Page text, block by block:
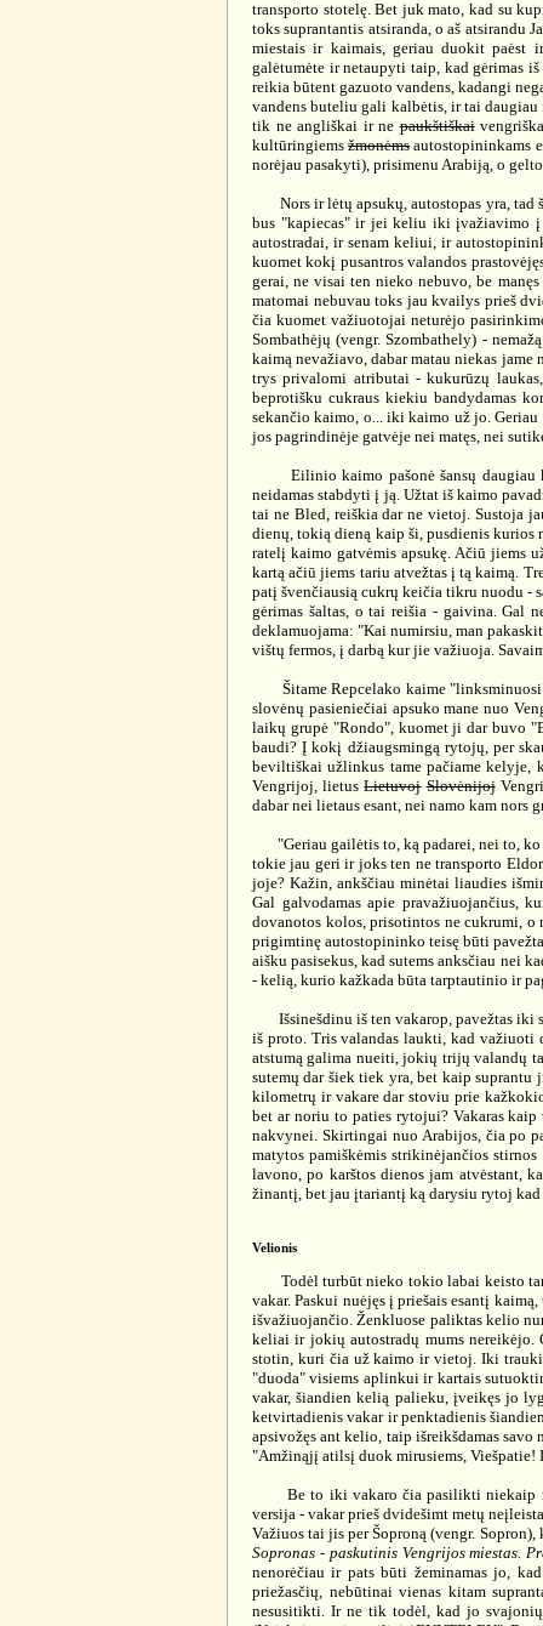
transporto stotelę. Bet juk mato, kad su
toks suprantantis atsiranda, o aš atsirandu
miestais ir kaimais, geriau duokit paėst
galėtumėte ir netaupyti taip, kad gėrimas
reikia būtent gazuoto vandens, kadangi
vandens buteliu gali kalbėtis, ir tai daugiau
tik ne angliškai ir nepaukštiškai
kultūringiemsžmonėmsautostopininkams
norėjau pasakyti), prisimenu Arabiją, o
Nors ir lėtų apsukų, autostopas yra, tad
bus "kapiecas" ir jei keliu iki įvažiavimo į
autostradai, ir senam keliui, ir
kuomet kokį pusantros valandos
gerai, ne visai ten nieko nebuvo, be
matomai nebuvau toks jau kvailys prieš
čia kuomet važiuotojai neturėjo
Sombathėjų (vengr. Szombathely) -
kaimą nevažiavo, dabar matau niekas
trys privalomi atributai - kukurūzų
beprotišku cukraus kiekiu bandydamas
sekančio kaimo, o... iki kaimo už jo.
jos pagrindinėje gatvėje nei matęs, nei
Eilinio kaimo pašonė šansų daugiau
neidamas stabdyti į ją. Užtat iš kaimo
tai ne Bled, reiškia dar ne vietoj. Sustoja
dienų, tokią dieną kaip ši, pusdienis
ratelį kaimo gatvėmis apsukę. Ačiū jiems
kartą ačiū jiems tariu atvežtas į tą kaimą.
patį švenčiausią cukrų keičia tikru nuodu -
gėrimas šaltas, o tai reišia - gaivina. Gal
deklamuojama: "Kai numirsiu, man
vištų fermos, į darbą kur jie važiuoja.
Šitame Repcelako kaime "linksminuosi"
slovėnų pasieniečiai apsuko mane nuo
laikų grupė "Rondo", kuomet ji dar buvo
baudi? Į kokį džiaugsmingą rytojų, per
beviltiškai užlinkus tame pačiame kelyje,
Vengrijoj, lietusLietuvoj Slovėnijoj
dabar nei lietaus esant, nei namo kam nors
"Geriau gailėtis to, ką padarei, nei to, ko
tokie jau geri ir joks ten ne transporto
joje? Kažin, ankščiau minėtai liaudies
Gal galvodamas apie pravažiuojančius,
dovanotos kolos, prisotintos ne cukrumi, o
prigimtinę autostopininko teisę būti
aišku pasisekus, kad sutems anksčiau nei
- kelią, kurio kažkada būta tarptautinio ir
Išsinešdinu iš ten vakarop, pavežtas iki
iš proto. Tris valandas laukti, kad važiuoti
atstumą galima nueiti, jokių trijų valandų
sutemų dar šiek tiek yra, bet kaip
kilometrų ir vakare dar stoviu prie
bet ar noriu to paties rytojui? Vakaras
nakvynei. Skirtingai nuo Arabijos, čia po
matytos pamiškėmis strikinėjančios
lavono, po karštos dienos jam atvėstant,
žinantį, bet jau įtariantį ką darysiu rytoj
Velionis
Todėl turbūt nieko tokio labai keisto
vakar. Paskui nuėjęs į priešais esantį
išvažiuojančio. Ženkluose paliktas kelio
keliai ir jokių autostradų mums nereikėjo.
stotin, kuri čia už kaimo ir vietoj. Iki
"duoda" visiems aplinkui ir kartais
vakar, šiandien kelią palieku, įveikęs jo
ketvirtadienis vakar ir penktadienis
apsivožęs ant kelio, taip išreikšdamas
"Amžinąjį atilsį duok mirusiems, Viešpatie!
Be to iki vakaro čia pasilikti niekaip
versija - vakar prieš dvidešimt metų
Važiuos tai jis per Šoproną (vengr.
Sopronas - paskutinis Vengrijos miestas.
nenorėčiau ir pats būti žeminamas jo,
priežasčių, nebūtinai vienas kitam
nesusitikti. Ir ne tik todėl, kad jo